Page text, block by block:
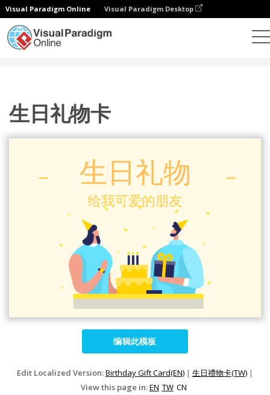
Visual Paradigm Online Visual Paradigm Desktop
生日礼物卡
编辑此模板
Edit Localized Version:Birthday Gift Card(EN) | 生日禮物卡(TW) |
View this page in:EN TW CN